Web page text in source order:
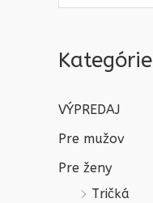
Kategórie
VÝPREDAJ
Pre mužov
Pre ženy
Tričká